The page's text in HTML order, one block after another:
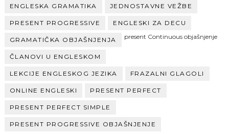
ENGLESKA GRAMATIKA JEDNOSTAVNE VEŽBE
PRESENT PROGRESSIVE ENGLESKI ZA DECU
GRAMATIČKA OBJAŠNJENJA present Continuous objašnjenje
ČLANOVI U ENGLESKOM
LEKCIJE ENGLESKOG JEZIKA FRAZALNI GLAGOLI
ONLINE ENGLESKI PRESENT PERFECT
PRESENT PERFECT SIMPLE
PRESENT PROGRESSIVE OBJAŠNJENJE